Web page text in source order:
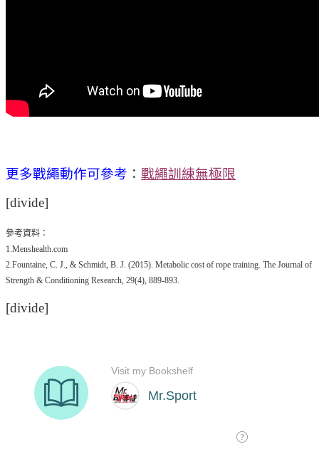
更多戰繩動作可參考 ： 戰繩訓練無極限
[divide]
參考資料：
1.Menshealth.com
2.Fountaine, C. J., & Schmidt, B. J. (2015). Metabolic cost of rope training. The Journal of
Strength & Conditioning Research, 29(4), 889-893.
[divide]